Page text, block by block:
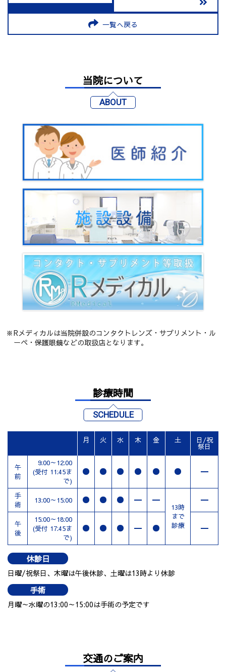
一覧へ戻る
当院について
ABOUT
Rメディカルは当院併設のコンタクトレンズ・サプリメント・ル
ーペ・保護眼鏡などの取扱店となります。
診療時間
SCHEDULE
月 火 水 木 金 土 日/祝
祭日
午
前
9:00～12:00
(受付 11:45ま
で)
手
術
13:00～15:00
13時
まで
診療
午
後
15:00～18:00
(受付 17:45ま
で)
休診日
日曜/祝祭日、木曜は午後休診、土曜は13時より休診
手術
月曜～水曜の13:00～15:00は手術の予定です
交通のご案内